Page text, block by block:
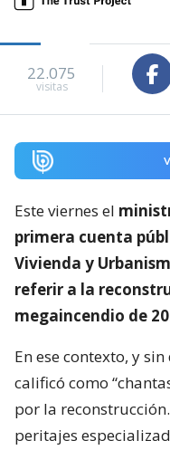
22.075
visitas
Este viernes el
primera cuenta
Vivienda y
referir a la
megaincendio de
En ese contexto, y
calificó como
por la
peritajes